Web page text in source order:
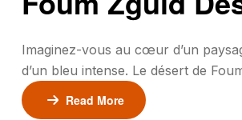
Imaginez-vous au cœur d’un
d’un bleu intense. Le désert de
inoubliable. Cette région
Read More